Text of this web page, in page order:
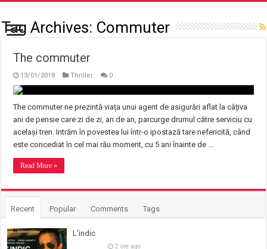
Tag Archives: Commuter
The commuter
13/01/2018 Thriller 0
The commuter ne prezintă viața unui agent de asigurări aflat la câțiva
ani de pensie care zi de zi, an de an, parcurge drumul către serviciu cu
același tren. Intrăm în povestea lui într-o ipostază tare nefericită, când
este concediat în cel mai rău moment, cu 5 ani înainte de …
Read More »
Recent Popular Comments Tags
L’indic
2 ore ago